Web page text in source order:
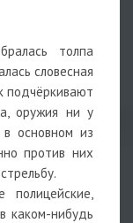
толпа
словесная
подчёркивают
оружия ни у
основном из
против них
каком-нибудь